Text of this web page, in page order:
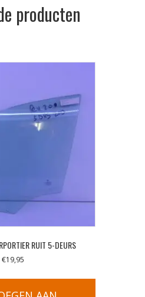
producten
RUIT 5-DEURS
€19,95